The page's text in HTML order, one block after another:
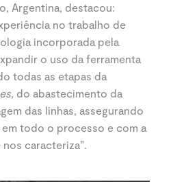
Argentina, destacou:
no trabalho de
incorporada pela
o uso da ferramenta
todas as etapas da
, do abastecimento da
das linhas, assegurando
todo o processo e com a
caracteriza”.